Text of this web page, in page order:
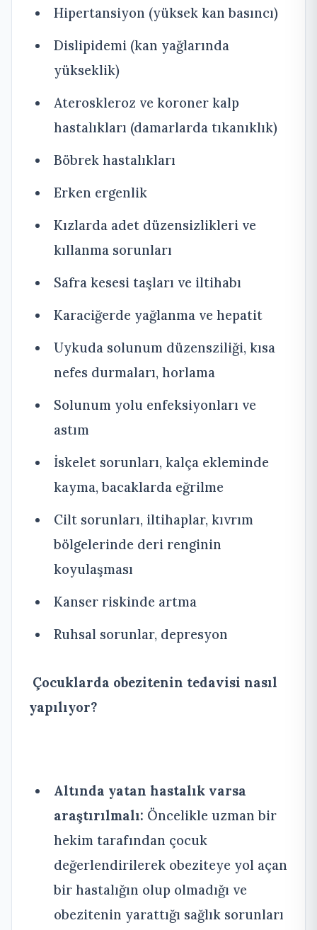
Hipertansiyon (yüksek kan basıncı)
Dislipidemi (kan yağlarında
yükseklik)
Ateroskleroz ve koroner kalp
hastalıkları (damarlarda tıkanıklık)
Böbrek hastalıkları
Erken ergenlik
Kızlarda adet düzensizlikleri ve
kıllanma sorunları
Safra kesesi taşları ve iltihabı
Karaciğerde yağlanma ve hepatit
Uykuda solunum düzensziliği, kısa
nefes durmaları, horlama
Solunum yolu enfeksiyonları ve
astım
İskelet sorunları, kalça ekleminde
kayma, bacaklarda eğrilme
Cilt sorunları, iltihaplar, kıvrım
bölgelerinde deri renginin
koyulaşması
Kanser riskinde artma
Ruhsal sorunlar, depresyon
Çocuklarda obezitenin tedavisi nasıl
yapılıyor?
Altında yatan hastalık varsa
araştırılmalı: Öncelikle uzman bir
hekim tarafından çocuk
değerlendirilerek obeziteye yol açan
bir hastalığın olup olmadığı ve
obezitenin yarattığı sağlık sorunları